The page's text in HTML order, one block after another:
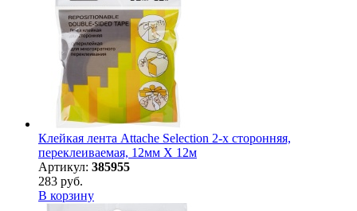
Клейкая лента Attache Selection 2-х сторонняя,
переклеиваемая, 12мм Х 12м
Артикул: 385955
283 руб.
В корзину